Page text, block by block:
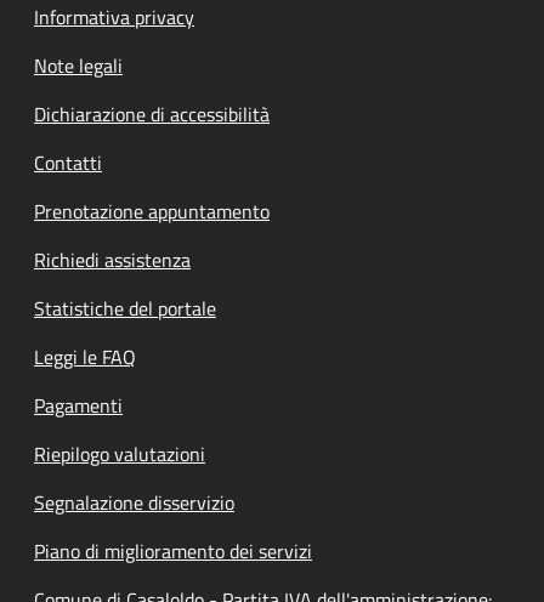
Informativa privacy
Note legali
Dichiarazione di accessibilità
Contatti
Prenotazione appuntamento
Richiedi assistenza
Statistiche del portale
Leggi le FAQ
Pagamenti
Riepilogo valutazioni
Segnalazione disservizio
Piano di miglioramento dei servizi